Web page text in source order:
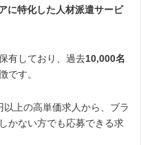
に特化した人材派遣サービ
有しており、過去10,000名
です。
上の高単価求人から、ブラ
かない方でも応募できる求